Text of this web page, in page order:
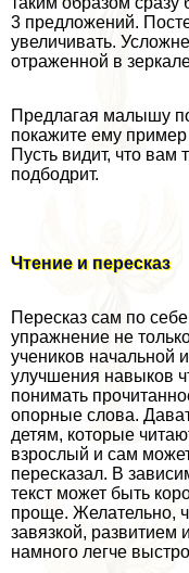
3 предложений.
увеличивать.
отраженной в
Предлагая малышу
покажите ему
Пусть видит, что вам
подбодрит.
Чтение и пересказ
Пересказ сам по
упражнение не
учеников начальной
улучшения навыков
понимать
опopные слова.
детям, которые
взрослый и сам
пересказал. В
текст может быть
проще. Желательно,
завязкой, развитием
намного легче